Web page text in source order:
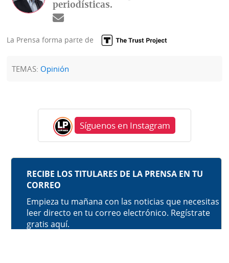
periodísticas.
La Prensa forma parte de
TEMAS: Opinión
Síguenos en Instagram